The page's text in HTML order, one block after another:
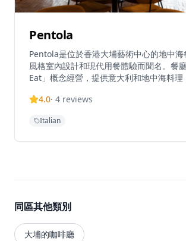
Pentola
Pentola是位於香港大埔藝術中心的地中
風格室內設計和現代用餐體驗而聞名。餐
Eat」概念經營，提供意大利和地中海料理
Pentola在大埔藝術區的時尚環境中提供舒
擇。餐廳的裝潢融合了工業風格的粗獷與
4.0· 4 reviews
Italian
同區其他類別
大埔的咖啡廳